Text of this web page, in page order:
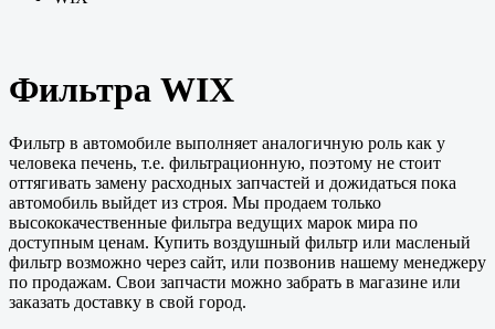
Фильтра WIX
Фильтр в автомобиле выполняет аналогичную роль как у
человека печень, т.е. фильтрационную, поэтому не стоит
оттягивать замену расходных запчастей и дожидаться пока
автомобиль выйдет из строя. Мы продаем только
высококачественные фильтра ведущих марок мира по
доступным ценам. Купить воздушный фильтр или масленый
фильтр возможно через сайт, или позвонив нашему менеджеру
по продажам. Свои запчасти можно забрать в магазине или
заказать доставку в свой город.